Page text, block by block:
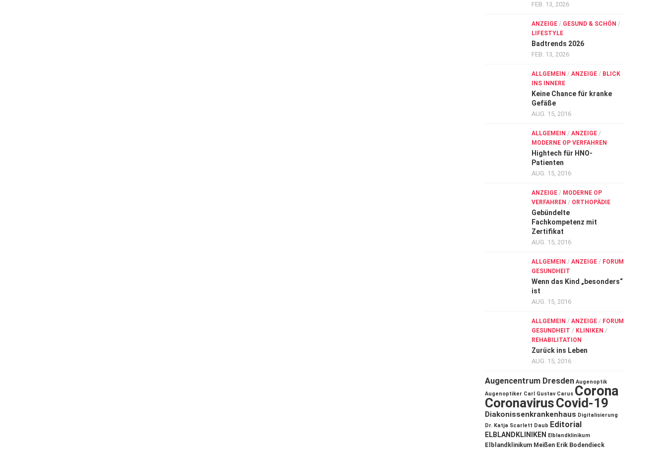
FEB. 13, 2026
ANZEIGE / GESUND & SCHÖN /
LIFESTYLE
Badtrends 2026
FEB. 13, 2026
ALLGEMEIN / ANZEIGE / BLICK
INS INNERE
Keine Chance für kranke
Gefäße
AUG. 15, 2016
ALLGEMEIN / ANZEIGE /
MODERNE OP VERFAHREN
Hightech für HNO-
Patienten
AUG. 15, 2016
ANZEIGE / MODERNE OP
VERFAHREN / ORTHOPÄDIE
Gebündelte
Fachkompetenz mit
Zertifikat
AUG. 15, 2016
ALLGEMEIN / ANZEIGE / FORUM
GESUNDHEIT
Wenn das Kind „besonders“
ist
AUG. 15, 2016
ALLGEMEIN / ANZEIGE / FORUM
GESUNDHEIT / KLINIKEN /
REHABILITATION
Zurück ins Leben
AUG. 15, 2016
Augencentrum Dresden Augenoptik
Augenoptiker Carl Gustav Carus Corona
CoronavirusCovid-19
Diakonissenkrankenhaus Digitalisierung
Dr. Katja Scarlett Daub Editorial
ELBLANDKLINIKEN Elblandklinikum
Elblandklinikum Meißen Erik Bodendieck